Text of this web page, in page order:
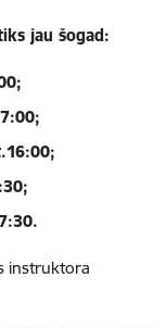
jau šogad:
instruktora